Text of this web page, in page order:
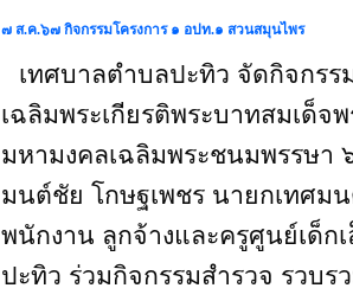
๗ ส.ค.๖๗ กิจกรรมโครงการ ๑ อปท.๑ สวนสมุนไพร
เทศบาลตำบลปะทิว จัดกิจกร
เฉลิมพระเกียรติพระบาทสมเด็จ
มหามงคลเฉลิมพระชนมพรรษ
มนต์ชัย โกษฐเพชร นายกเทศม
พนักงาน ลูกจ้างและครูศูนย์เด็ก
ปะทิว ร่วมกิจกรรมสำรวจ รวบ